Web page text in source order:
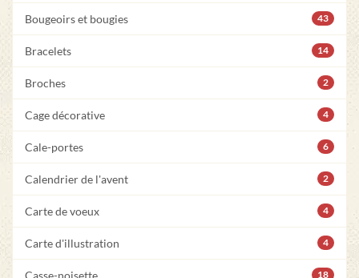
Bougeoirs et bougies 43
Bracelets 14
Broches 2
Cage décorative 4
Cale-portes 6
Calendrier de l'avent 2
Carte de voeux 4
Carte d'illustration 4
18